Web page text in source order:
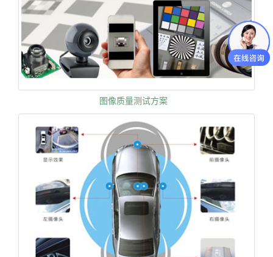
图像质量测试方案